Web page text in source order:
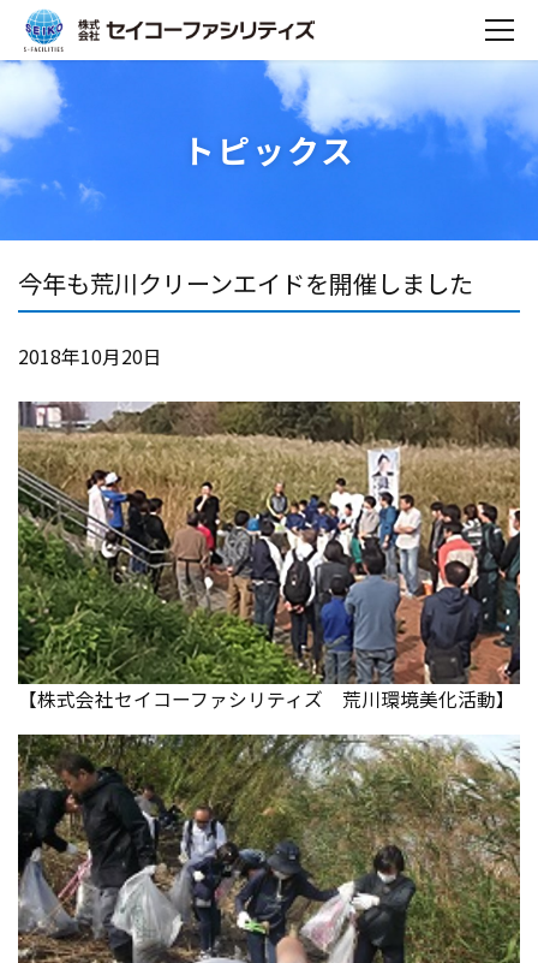
トピックス
今年も荒川クリーンエイドを開催しました
2018年10月20日
【株式会社セイコーファシリティズ 荒川環境美化活動】